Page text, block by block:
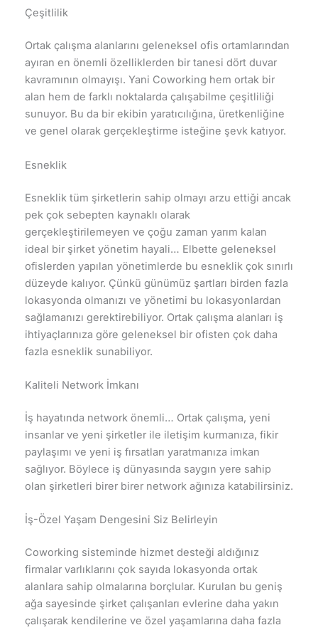
Çeşitlilik
Ortak çalışma alanlarını geleneksel ofis ortamlarından
ayıran en önemli özelliklerden bir tanesi dört duvar
kavramının olmayışı. Yani Coworking hem ortak bir
alan hem de farklı noktalarda çalışabilme çeşitliliği
sunuyor. Bu da bir ekibin yaratıcılığına, üretkenliğine
ve genel olarak gerçekleştirme isteğine şevk katıyor.
Esneklik
Esneklik tüm şirketlerin sahip olmayı arzu ettiği ancak
pek çok sebepten kaynaklı olarak
gerçekleştirilemeyen ve çoğu zaman yarım kalan
ideal bir şirket yönetim hayali… Elbette geleneksel
ofislerden yapılan yönetimlerde bu esneklik çok sınırlı
düzeyde kalıyor. Çünkü günümüz şartları birden fazla
lokasyonda olmanızı ve yönetimi bu lokasyonlardan
sağlamanızı gerektirebiliyor. Ortak çalışma alanları iş
ihtiyaçlarınıza göre geleneksel bir ofisten çok daha
fazla esneklik sunabiliyor.
Kaliteli Network İmkanı
İş hayatında network önemli… Ortak çalışma, yeni
insanlar ve yeni şirketler ile iletişim kurmanıza, fikir
paylaşımı ve yeni iş fırsatları yaratmanıza imkan
sağlıyor. Böylece iş dünyasında saygın yere sahip
olan şirketleri birer birer network ağınıza katabilirsiniz.
İş-Özel Yaşam Dengesini Siz Belirleyin
Coworking sisteminde hizmet desteği aldığınız
firmalar varlıklarını çok sayıda lokasyonda ortak
alanlara sahip olmalarına borçlular. Kurulan bu geniş
ağa sayesinde şirket çalışanları evlerine daha yakın
çalışarak kendilerine ve özel yaşamlarına daha fazla